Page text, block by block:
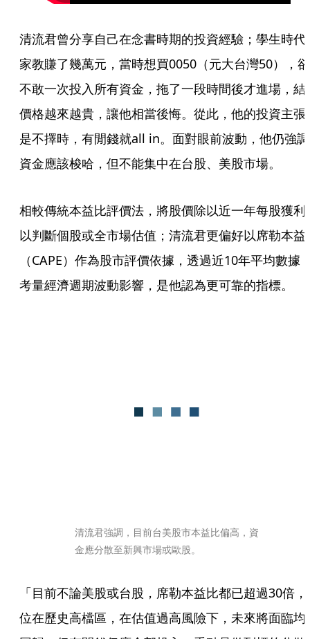
清流君曾分享自己在念書時期的投資經驗；學生時代
家教賺了幾萬元，當時想買0050（元大台灣50），卻
不敢一次投入所有資金，拖了一段時間後才進場，結
價格越來越貴，讓他相當後悔。從此，他的投資主張
是不擇時，有閒錢就all in。面對眼前波動，他仍強調
資金應該梭哈，但不能集中在台股、美股市場。
相較傳統本益比評價法，將股價除以近一年每股獲利
以判斷個股或全市場估值；清流君更偏好以席勒本益
（CAPE）作為股市評價依據，透過近10年平均數據
考量經濟週期波動影響，是他認為更可靠的指標。
清流君強調，目前台美股市本益比偏高，資
金應分散至新興市場或歐股。
「目前不論美股或台股，席勒本益比都已超過30倍，
位在歷史高檔區，在估值過高風險下，未來將面臨均